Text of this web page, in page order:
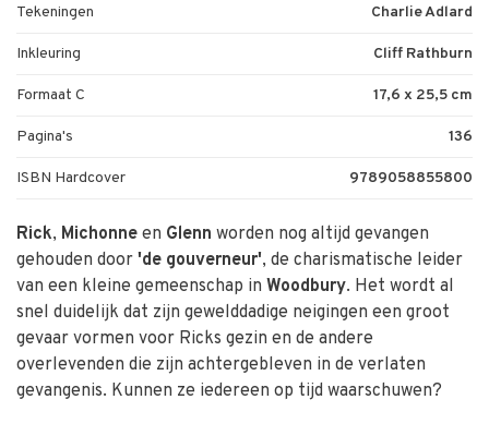
Tekeningen Charlie Adlard
Inkleuring Cliff Rathburn
Formaat C 17,6 x 25,5 cm
Pagina's 136
ISBN Hardcover 9789058855800
Rick, Michonne en Glenn worden nog altijd gevangen
gehouden door 'de gouverneur', de charismatische leider
van een kleine gemeenschap in Woodbury. Het wordt al
snel duidelijk dat zijn gewelddadige neigingen een groot
gevaar vormen voor Ricks gezin en de andere
overlevenden die zijn achtergebleven in de verlaten
gevangenis. Kunnen ze iedereen op tijd waarschuwen?